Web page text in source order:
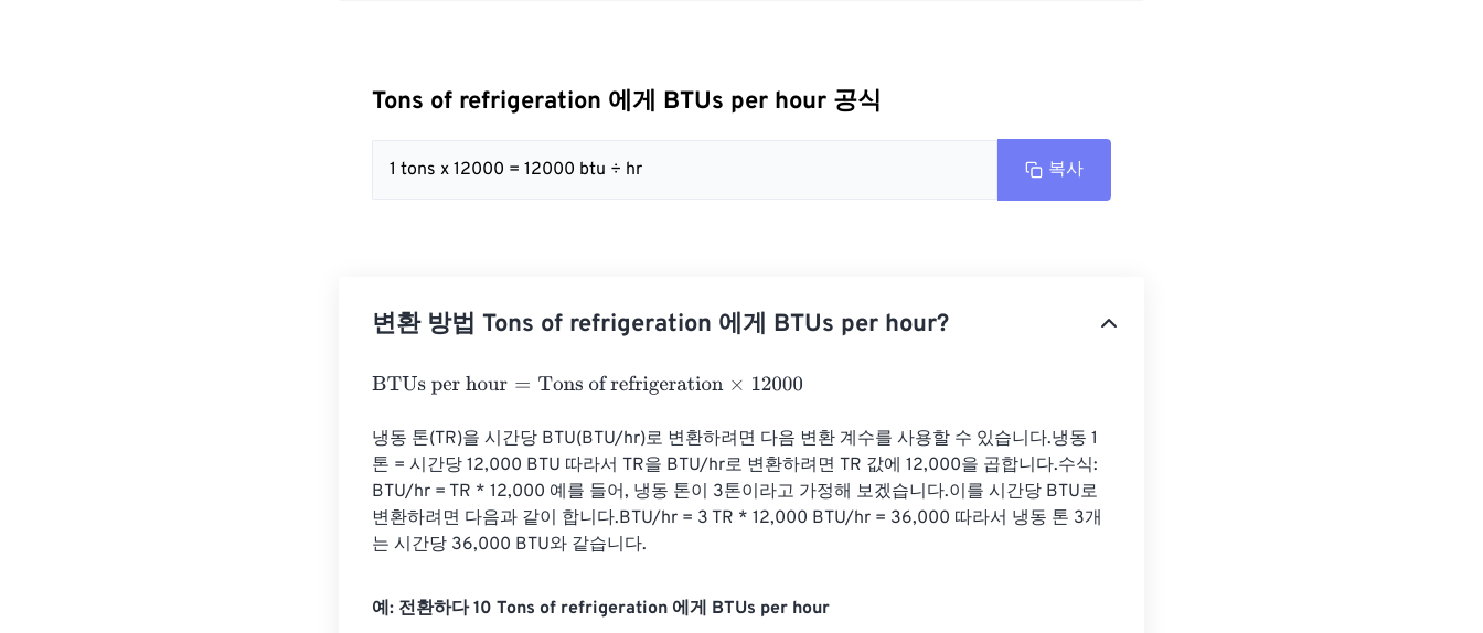
Tons of refrigeration 에게 BTUs per hour 공식
1 tons x 12000 = 12000 btu ÷ hr 복사
변환 방법 Tons of refrigeration 에게 BTUs per hour?
BTUs per hour=Tons of refrigeration×12000
냉동 톤(TR)을 시간당 BTU(BTU/hr)로 변환하려면 다음 변환 계수를 사용할 수 있습니다.냉동 1
톤 = 시간당 12,000 BTU 따라서 TR을 BTU/hr로 변환하려면 TR 값에 12,000을 곱합니다.수식:
BTU/hr = TR * 12,000 예를 들어, 냉동 톤이 3톤이라고 가정해 보겠습니다.이를 시간당 BTU로
변환하려면 다음과 같이 합니다.BTU/hr = 3 TR * 12,000 BTU/hr = 36,000 따라서 냉동 톤 3개
는 시간당 36,000 BTU와 같습니다.
예: 전환하다 10 Tons of refrigeration 에게 BTUs per hour